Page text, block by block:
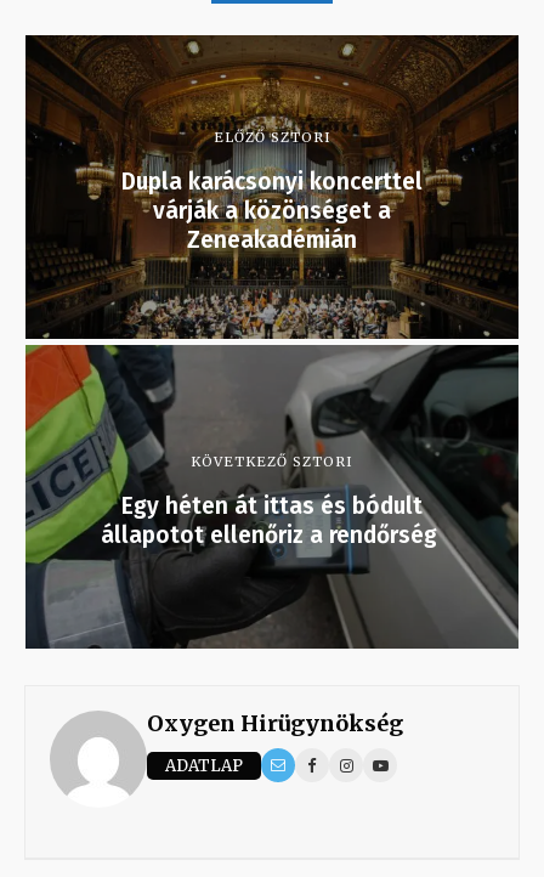
ELŐZŐ SZTORI
Dupla karácsonyi koncerttel
várják a közönséget a
Zeneakadémián
KÖVETKEZŐ SZTORI
Egy héten át ittas és bódult
állapotot ellenőriz a rendőrség
Oxygen Hirügynökség
ADATLAP